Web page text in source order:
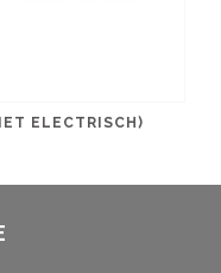
ELECTRISCH)